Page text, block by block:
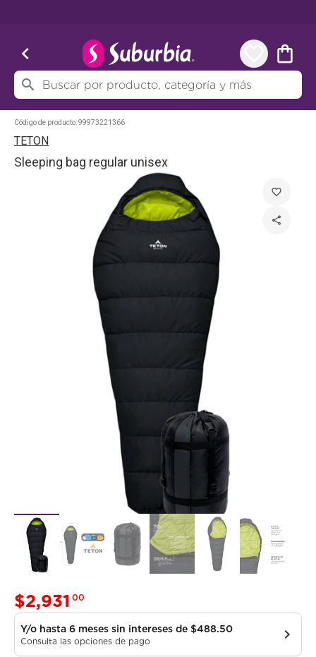
chevron_left shopping_bag
search
Código de producto:99973221366
TETON
Sleeping bag regular unisex
favorite_border
$2,931 00
Y/o hasta 6 meses sin intereses de $488.50
Consulta las opciones de pago chevron_right